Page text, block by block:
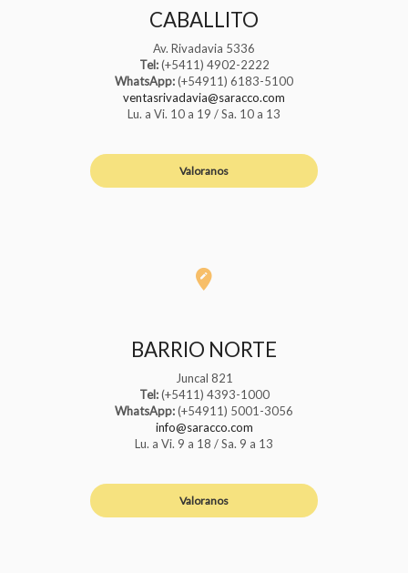
CABALLITO
Av. Rivadavia 5336
Tel:(+5411) 4902-2222
WhatsApp:(+54911) 6183-5100
ventasrivadavia@saracco.com
Lu. a Vi. 10 a 19 / Sa. 10 a 13
Valoranos
BARRIO NORTE
Juncal 821
Tel:(+5411) 4393-1000
WhatsApp:(+54911) 5001-3056
info@saracco.com
Lu. a Vi. 9 a 18 / Sa. 9 a 13
Valoranos